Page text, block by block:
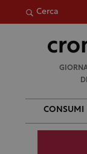
Cerca
CONSUMI